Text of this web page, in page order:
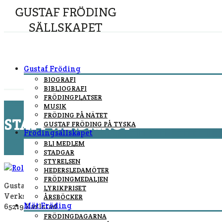
Gustaf Fröding
BIOGRAFI
BIBLIOGRAFI
FRÖDINGPLATSER
MUSIK
FRÖDING PÅ NÄTET
GUSTAF FRÖDING PÅ TYSKA
Frödingsällskapet
BLI MEDLEM
STADGAR
STYRELSEN
HEDERSLEDAMÖTER
FRÖDINGMEDALJEN
LYRIKPRISET
ÅRSBÖCKER
Möt Fröding
FRÖDINGDAGARNA
STATYVANDRING 1
You are here: Home
Gustaf Fröding-sällskapet
Verkstadsgatan 20
65219 Karlstad